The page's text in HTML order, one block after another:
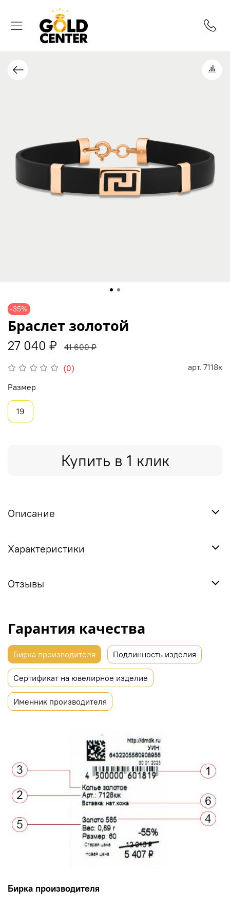
-35%
(0) арт. 7118к
Браслет золотой
27 040 ₽ 41 600 ₽
Купить в 1 клик
Размер
19
Описание
Характеристики
Отзывы
Гарантия качества
Бирка производителя Подлинность изделия
Сертификат на ювелирное изделие
Именник производителя
Бирка производителя